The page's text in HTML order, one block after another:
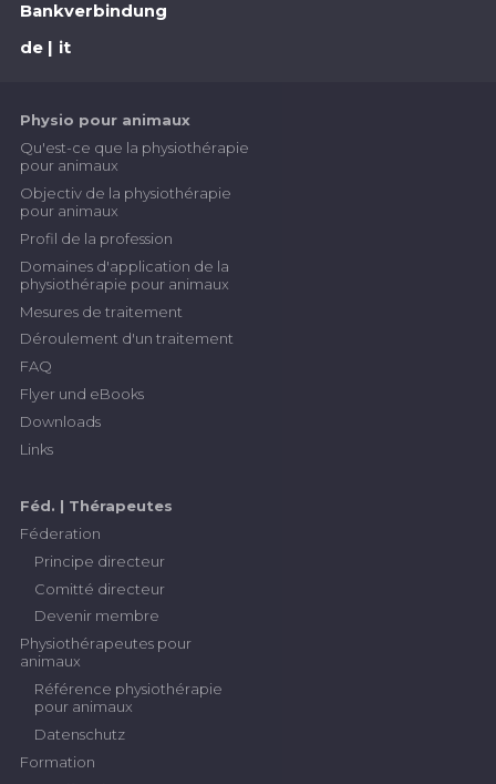
Bankverbindung
de
it
Physio pour animaux
Qu'est-ce que la physiothérapie
pour animaux
Objectiv de la physiothérapie
pour animaux
Profil de la profession
Domaines d'application de la
physiothérapie pour animaux
Mesures de traitement
Déroulement d'un traitement
FAQ
Flyer und eBooks
Downloads
Links
Féd. | Thérapeutes
Féderation
Principe directeur
Comitté directeur
Devenir membre
Physiothérapeutes pour
animaux
Référence physiothérapie
pour animaux
Datenschutz
Formation